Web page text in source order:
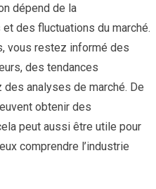
dépend de la
des fluctuations du marché.
vous restez informé des
des tendances
analyses de marché. De
obtenir des
peut aussi être utile pour
comprendre l’industrie